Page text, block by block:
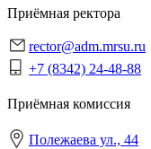
Приёмная ректора
rector@adm.mrsu.ru
+7 (8342) 24-48-88
Приёмная комиссия
Полежаева ул., 44